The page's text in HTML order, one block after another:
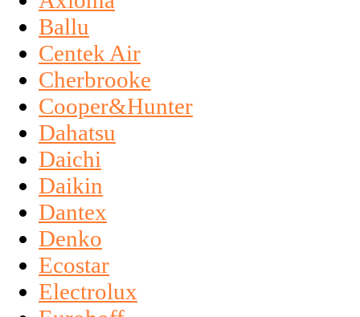
Ballu
Centek Air
Cherbrooke
Cooper&Hunter
Dahatsu
Daichi
Daikin
Dantex
Denko
Ecostar
Electrolux